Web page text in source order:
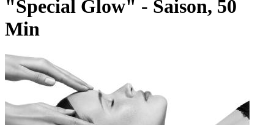
"Special Glow" - Saison, 50
Min